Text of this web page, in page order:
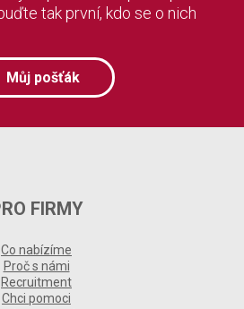
tak první, kdo se o nich
Můj pošťák
FIRMY
Co nabízíme
Proč s námi
Recruitment
Chci pomoci